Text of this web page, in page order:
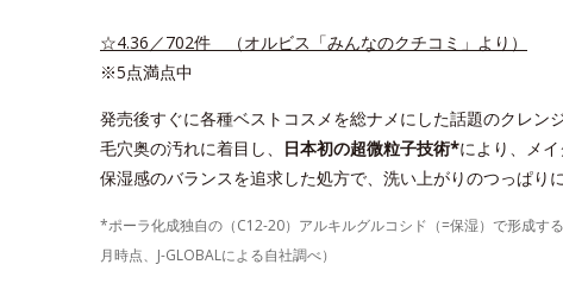
☆4.36／702件 （オルビス「みんなのクチコミ」より）
※5点満点中
発売後すぐに各種ベストコスメを総ナメにした話題のクレン
毛穴奥の汚れに着目し、
日本初の超微粒子技術*により、メ
保湿感のバランスを追求した処方で、洗い上がりのつっぱり
*ポーラ化成独自の（C12-20）アルキルグルコシド（=保湿）で形成
月時点、J-GLOBALによる自社調べ）